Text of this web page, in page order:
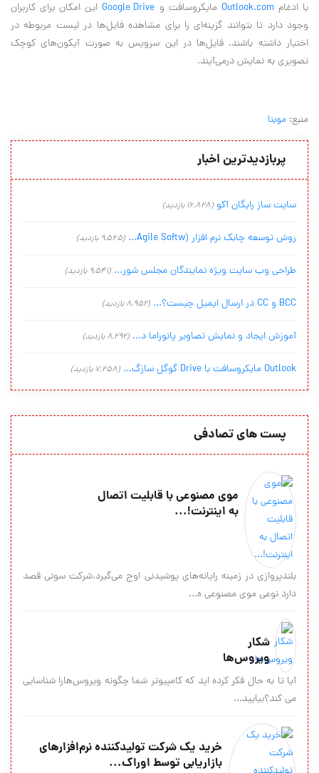
با ادغام Outlook.com مایکروسافت و Google Drive این امکان برای کاربران
وجود دارد تا بتوانند گزینه‌ای را برای مشاهده فایل‌ها در لیست مربوطه در
اختیار داشته باشند. فایل‌ها در این سرویس به صورت آیکون‌های کوچک
تصویری به نمایش درمی‌آیند.
منبع: موبنا
پربازدیدترین اخبار
سایت ساز رایگان آکو (16,828 بازدید)
روش توسعه چابک نرم افزار (Agile Softw... (9,565 بازدید)
طراحی وب سایت ویژه نمایندگان مجلس شور... (9,541 بازدید)
BCC و CC در ارسال ایمیل چیست؟... (8,952 بازدید)
آموزش ایجاد و نمایش تصاویر پانوراما د... (8,292 بازدید)
Outlook مایکروسافت با Drive گوگل سازگ... (7,258 بازدید)
پست های تصادفی
موی مصنوعی با قابلیت اتصال
به اینترنت!...
بلندپروازی در زمینه رایانه‌های پوشیدنی اوج می‌گیرد.شرکت سونی قصد
دارد نوعی موی مصنوعی ه...
شکار
ویروس‌ها
آیا تا به حال فکر کرده اید که کامپیوتر شما چگونه ویروس‌ها‌را شناسایی
می کند؟بیایید...
خرید یک شرکت تولیدکننده نرم‌افزارهای
بازاریابی توسط اوراک...